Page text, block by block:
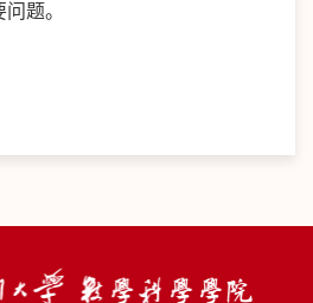
题。